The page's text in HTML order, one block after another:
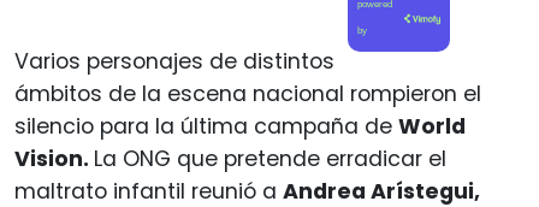
powered
by
Varios personajes de distintos
ámbitos de la escena nacional rompieron el
silencio para la última campaña de World
Vision. La ONG que pretende erradicar el
maltrato infantil reunió a Andrea Arístegui,